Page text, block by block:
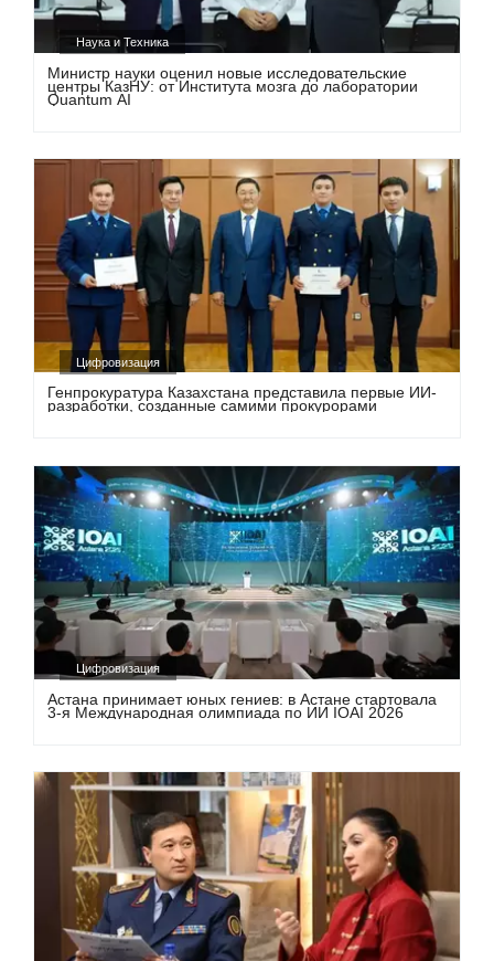
Наука и Техника
Министр науки оценил новые исследовательские
центры КазНУ: от Института мозга до лаборатории
Quantum AI
Цифровизация
Генпрокуратура Казахстана представила первые ИИ-
разработки, созданные самими прокурорами
Цифровизация
Астана принимает юных гениев: в Астане стартовала
3-я Международная олимпиада по ИИ IOAI 2026